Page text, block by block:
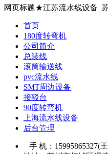
网页标题★江苏流水线设备_
首页
180度转弯机
公司简介
总装线
滚筒输送线
pvc流水线
SMT周边设备
接驳台
90度转弯机
上海流水线设备
后台管理
手 机：15995865327(